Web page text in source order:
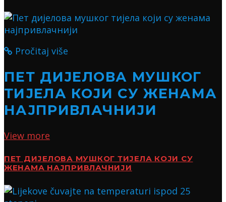
Pročitaj više
ПЕТ ДИЈЕЛОВА МУШКОГ
ТИЈЕЛА КОЈИ СУ ЖЕНАМА
НАЈПРИВЛАЧНИЈИ
View more
ПЕТ ДИЈЕЛОВА МУШКОГ ТИЈЕЛА КОЈИ СУ
ЖЕНАМА НАЈПРИВЛАЧНИЈИ